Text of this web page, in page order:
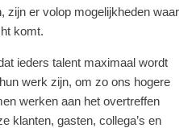
zijn er volop mogelijkheden waar
komt.
ieders talent maximaal wordt
werk zijn, om zo ons hogere
werken aan het overtreffen
klanten, gasten, collega’s en